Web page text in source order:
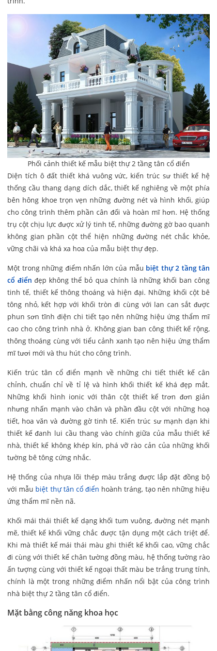
Phối cảnh thiết kế mẫu biệt thự 2 tầng tân cổ điển
Diện tích ô đất thiết khá vuông vức, kiến trúc sư thiết kế hệ
thống cầu thang dạng dích dắc, thiết kế nghiêng về một phía
bên hông khoe trọn vẹn những đường nét và hình khối, giúp
cho công trình thêm phần cân đối và hoàn mĩ hơn. Hệ thống
trụ cột chịu lực được xử lý tinh tế, những đường gờ bao quanh
không gian phần cột thể hiện những đường nét chắc khỏe,
vững chãi và khá xa hoa của mẫu biệt thự đẹp.
Một trong những điểm nhấn lớn của mẫu biệt thự 2 tầng tân
cổ điển đẹp không thể bỏ qua chính là những khối ban công
tinh tế, thiết kế thông thoáng và hiện đại. Những khối cột bê
tông nhỏ, kết hợp với khối tròn đi cùng với lan can sắt được
phun sơn tĩnh điện chi tiết tạo nên những hiệu ứng thẩm mĩ
cao cho công trình nhà ở. Không gian ban công thiết kế rộng,
thông thoáng cùng với tiểu cảnh xanh tạo nên hiệu ứng thẩm
mĩ tươi mới và thu hút cho công trình.
Kiến trúc tân cổ điển mạnh về những chi tiết thiết kế cân
chỉnh, chuẩn chỉ về tỉ lệ và hình khối thiết kế khá đẹp mắt.
Những khối hình ionic với thân cột thiết kế trơn đơn giản
nhưng nhấn mạnh vào chân và phần đầu cột với những hoạ
tiết, hoa văn và đường gờ tinh tế. Kiến trúc sư mạnh dạn khi
thiết kế đanh lui cầu thang vào chính giữa của mẫu thiết kế
nhà, thiết kế không khép kín, phá vỡ rào cản của những khối
tường bê tông cứng nhắc.
Hệ thống của nhựa lõi thép màu trắng được lắp đặt đồng bộ
với mẫu biệt thự tân cổ điển hoành tráng, tạo nên những hiệu
ứng thẩm mĩ nền nã.
Khối mái thái thiết kế dạng khối tum vuông, đường nét mạnh
mẽ, thiết kế khối vững chắc được tận dụng một cách triệt để.
Khi mà thiết kế mái thái màu ghi thiết kế khối cao, vững chắc
đi cùng với thiết kế chân tường đồng màu, hệ thống tường rào
ấn tượng cùng với thiết kế ngoại thất màu be trắng trung tính,
chính là một trong những điểm nhấn nổi bật của công trình
nhà biệt thự 2 tầng tân cổ điển.
Mặt bằng công năng khoa học